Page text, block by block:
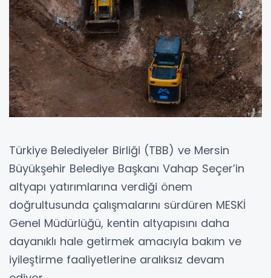
Türkiye Belediyeler Birliği (TBB) ve Mersin
Büyükşehir Belediye Başkanı Vahap Seçer’in
altyapı yatırımlarına verdiği önem
doğrultusunda çalışmalarını sürdüren MESKİ
Genel Müdürlüğü, kentin altyapısını daha
dayanıklı hale getirmek amacıyla bakım ve
iyileştirme faaliyetlerine aralıksız devam